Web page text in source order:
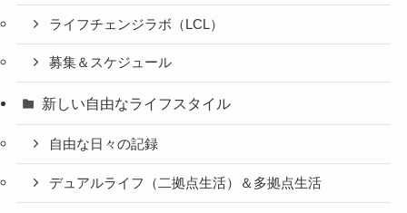
ライフチェンジラボ（LCL）
募集＆スケジュール
新しい自由なライフスタイル
自由な日々の記録
デュアルライフ（二拠点生活）＆多拠点生活